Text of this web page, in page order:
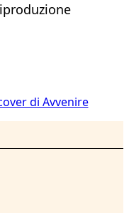
di Avvenire